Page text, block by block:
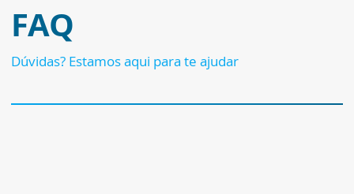
FAQ
Dúvidas? Estamos aqui para te ajudar